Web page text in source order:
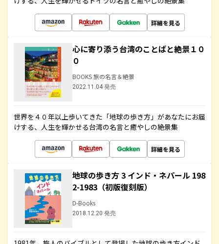
詳細を見る
心に寄り添う台湾のことばと絶景１０
０
BOOKS 旅の名言＆絶景
2022.11.04 発売
世界を４０年以上歩いてきた「地球の歩き方」があなたにお届
けする、人生を輝かせる台湾の名言と癒やしの絶景集
詳細を見る
地球の歩き方 3 インド・ネパール 198
2-1983（初版復刻版）
D-Books
2018.12.20 発売